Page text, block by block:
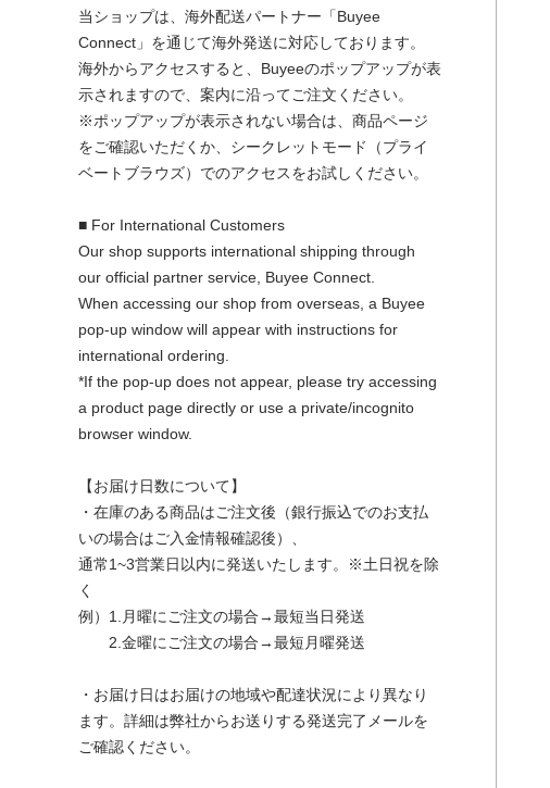
当ショップは、海外配送パートナー「Buyee
Connect」を通じて海外発送に対応しております。
海外からアクセスすると、Buyeeのポップアップが表
示されますので、案内に沿ってご注文ください。
※ポップアップが表示されない場合は、商品ページ
をご確認いただくか、シークレットモード（プライ
ベートブラウズ）でのアクセスをお試しください。
■ For International Customers
Our shop supports international shipping through
our official partner service, Buyee Connect.
When accessing our shop from overseas, a Buyee
pop-up window will appear with instructions for
international ordering.
*If the pop-up does not appear, please try accessing
a product page directly or use a private/incognito
browser window.
【お届け日数について】
・在庫のある商品はご注文後（銀行振込でのお支払
いの場合はご入金情報確認後）、
通常1~3営業日以内に発送いたします。※土日祝を除
く
例）1.月曜にご注文の場合→最短当日発送
2.金曜にご注文の場合→最短月曜発送
・お届け日はお届けの地域や配達状況により異なり
ます。詳細は弊社からお送りする発送完了メールを
ご確認ください。